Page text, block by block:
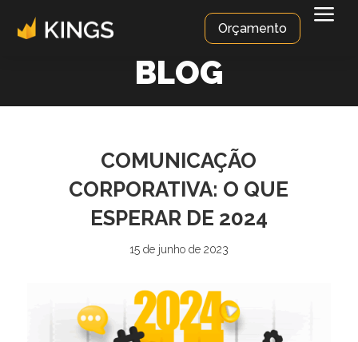
Orçamento a
BLOG
COMUNICAÇÃO
CORPORATIVA: O QUE
ESPERAR DE 2024
15 de junho de 2023